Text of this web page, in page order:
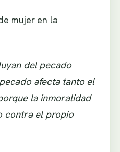
mujer en la
del pecado
afecta tanto el
la inmoralidad
contra el propio